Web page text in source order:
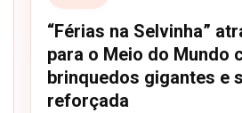
“Férias na Selvinha”
para o Meio do Mundo
brinquedos gigantes e
reforçada